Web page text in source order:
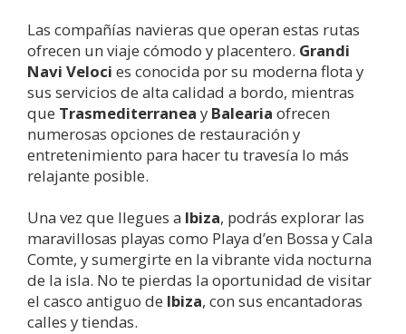
Las compañías navieras que operan estas rutas
ofrecen un viaje cómodo y placentero. Grandi
Navi Veloci es conocida por su moderna flota y
sus servicios de alta calidad a bordo, mientras
que Trasmediterranea y Balearia ofrecen
numerosas opciones de restauración y
entretenimiento para hacer tu travesía lo más
relajante posible.
Una vez que llegues a Ibiza, podrás explorar las
maravillosas playas como Playa d’en Bossa y Cala
Comte, y sumergirte en la vibrante vida nocturna
de la isla. No te pierdas la oportunidad de visitar
el casco antiguo de Ibiza, con sus encantadoras
calles y tiendas.